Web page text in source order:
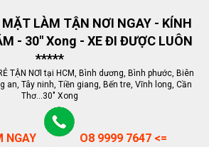
LÀM TẬN NƠI NGAY - KÍNH
- 30" Xong - XE ĐI ĐƯỢC LUÔN
*****
TẬN NƠI tại HCM, Bình dương, Bình phước, Biên
an, Tây ninh, Tiền giang, Bến tre, Vĩnh long, Cần
Thơ...30" Xong
NGAY O8 9999 7647 <=